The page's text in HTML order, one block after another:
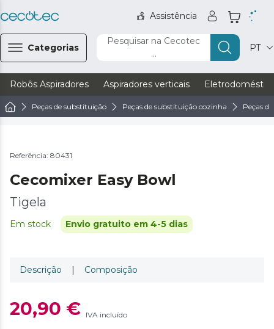
Assistência
Categorias
Pesquisar na Cecotec
...
PT
Robôs Aspiradores Aspiradores verticais
Peças de substituição Peças de substituição cozinha Peças
Referência: 80431
Cecomixer Easy Bowl
Tigela
Em stock Envio gratuito em 4-5 dias
Descrição | Composição
20,90 € IVA incluído